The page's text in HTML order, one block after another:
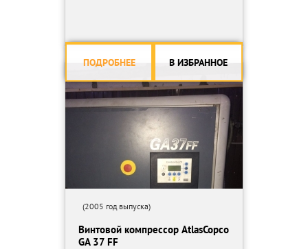
ПОДРОБНЕЕ В ИЗБРАННОЕ
(2005 год выпуска)
Винтовой компрессор AtlasCopco
GA 37 FF